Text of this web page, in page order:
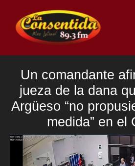
contenido
Un comandante
jueza de la dana
Argüeso “no
medida” en el